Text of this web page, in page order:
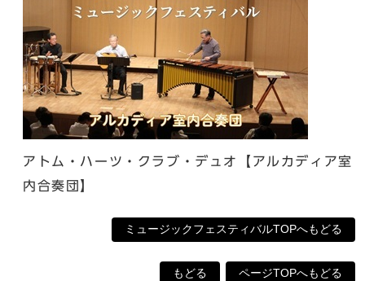
アトム・ハーツ・クラブ・デュオ【アルカディア室
内合奏団】
ミュージックフェスティバルTOPへもどる
もどる ページTOPへもどる